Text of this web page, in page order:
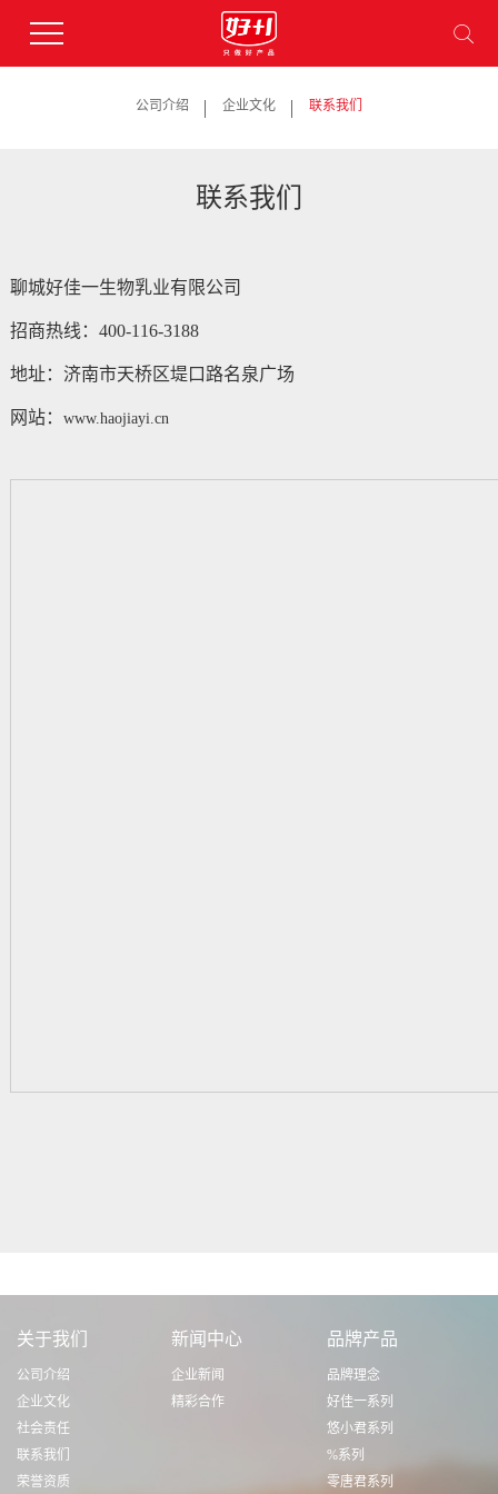
公司介绍 企业文化 联系我们
联系我们
聊城好佳一生物乳业有限公司
招商热线：400-116-3188
地址：济南市天桥区堤口路名泉广场
网站： www.haojiayi.cn
关于我们
公司介绍
企业文化
社会责任
联系我们
荣誉资质
新闻中心
企业新闻
精彩合作
品牌产品
品牌理念
好佳一系列
悠小君系列
%系列
零唐君系列